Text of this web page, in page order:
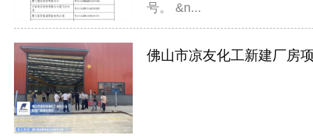
号。 &n...
佛山市凉友化工新建厂房